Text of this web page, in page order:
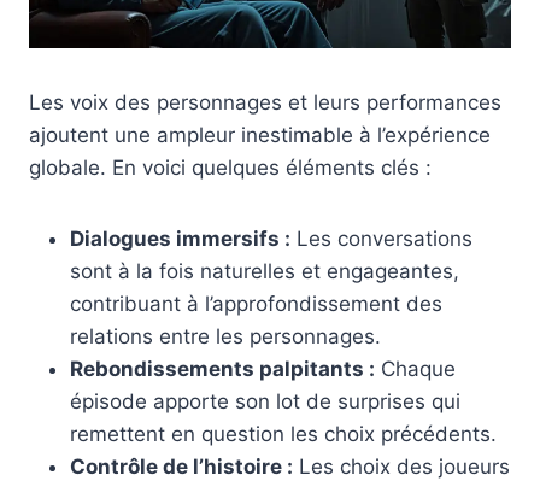
Les voix des personnages et leurs performances
ajoutent une ampleur inestimable à l’expérience
globale. En voici quelques éléments clés :
Dialogues immersifs : Les conversations
sont à la fois naturelles et engageantes,
contribuant à l’approfondissement des
relations entre les personnages.
Rebondissements palpitants : Chaque
épisode apporte son lot de surprises qui
remettent en question les choix précédents.
Contrôle de l’histoire : Les choix des joueurs